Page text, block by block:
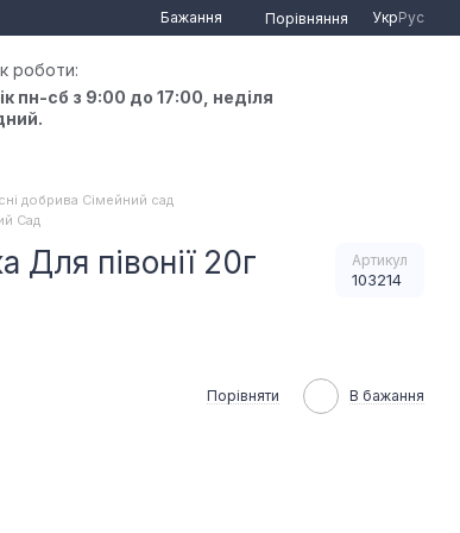
Бажання Порівняння УкрРус
роботи:
пн-сб з 9:00 до 17:00, неділя
добрива Сімейний сад
Сад
півонії 20г
Артикул
103214
Порівняти В бажання